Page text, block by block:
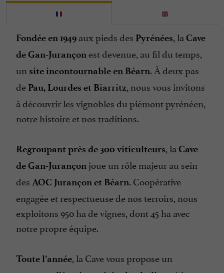
Fondée en 1949 aux pieds des Pyrénées, la Cave
de Gan-Jurançon est devenue, au fil du temps,
un site incontournable en Béarn. À deux pas
de Pau, Lourdes et Biarritz, nous vous invitons
à découvrir les vignobles du piémont pyrénéen,
notre histoire et nos traditions.
Regroupant près de 300 viticulteurs, la Cave
de Gan-Jurançonjoue un rôle majeur au sein
des AOC Jurançon et Béarn. Coopérative
engagée et respectueuse de nos terroirs, nous
exploitons 950 ha de vignes, dont 45 ha avec
notre propre équipe.
Toute l’année, la Cave vous propose un